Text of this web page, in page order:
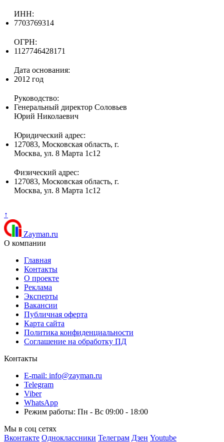
ИНН:
7703769314
ОГРН:
1127746428171
Дата основания:
2012 год
Руководство:
Генеральный директор Соловьев
Юрий Николаевич
Юридический адрес:
127083, Московская область, г.
Москва, ул. 8 Марта 1с12
Физический адрес:
127083, Московская область, г.
Москва, ул. 8 Марта 1с12
↑
Zayman.ru
О компании
Главная
Контакты
О проекте
Реклама
Эксперты
Вакансии
Публичная оферта
Карта сайта
Политика конфиденциальности
Соглашение на обработку ПД
Контакты
E-mail: info@zayman.ru
Telegram
Viber
WhatsApp
Режим работы: Пн - Вс 09:00 - 18:00
Мы в соц сетях
Вконтакте Одноклассники Телеграм Дзен Youtube